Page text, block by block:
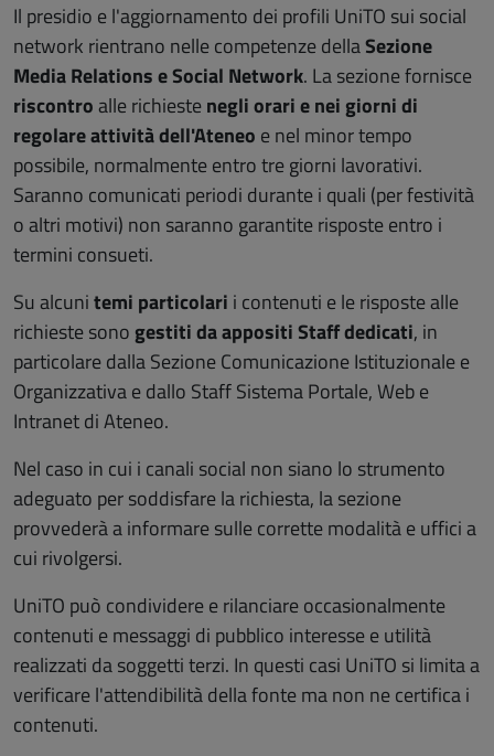
Il presidio e l'aggiornamento dei profili UniTO sui social
network rientrano nelle competenze dellaSezione
Media Relations e Social Network. La sezione fornisce
riscontroalle richiestenegli orari e nei giorni di
regolare attività dell'Ateneo e nel minor tempo
possibile, normalmente entro tre giorni lavorativi.
Saranno comunicati periodi durante i quali (per festività
o altri motivi) non saranno garantite risposte entro i
termini consueti.
Su alcunitemi particolari i contenuti e le risposte alle
richieste sono gestiti da appositi Staff dedicati, in
particolare dalla Sezione Comunicazione Istituzionale e
Organizzativa e dallo Staff Sistema Portale, Web e
Intranet di Ateneo.
Nel caso in cui i canali social non siano lo strumento
adeguato per soddisfare la richiesta, la sezione
provvederà a informare sulle corrette modalità e uffici a
cui rivolgersi.
UniTO può condividere e rilanciare occasionalmente
contenuti e messaggi di pubblico interesse e utilità
realizzati da soggetti terzi. In questi casi UniTO si limita a
verificare l'attendibilità della fonte ma non ne certifica i
contenuti.